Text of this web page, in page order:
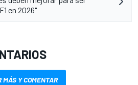
en 2026"
MÁS Y COMENTAR